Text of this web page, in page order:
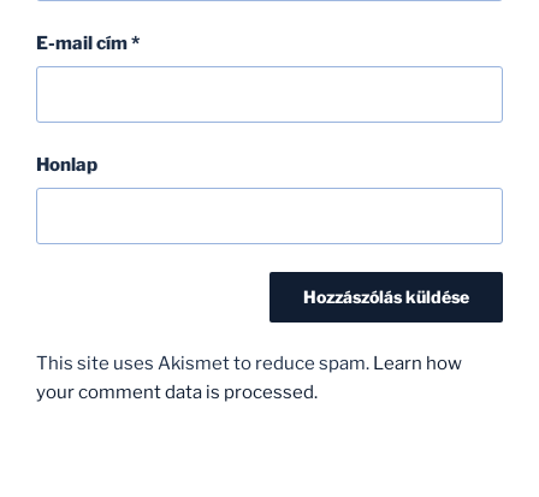
E-mail cím*
Honlap
This site uses Akismet to reduce spam. Learn how
your comment data is processed.